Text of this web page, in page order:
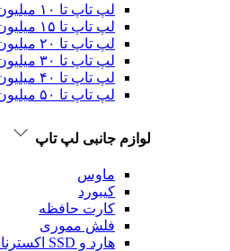
لپ تاپ تا ۱۰ میلیون تومان
لپ تاپ تا ۱۵ میلیون تومان
لپ تاپ تا ۲۰ میلیون تومان
لپ تاپ تا ۳۰ میلیون تومان
لپ تاپ تا ۴۰ میلیون تومان
لپ تاپ تا ۵۰ میلیون تومان
لوازم جانبی لپ تاپ
ماوس
کیبورد
کارت حافظه
فلش مموری
هارد و SSD اکسترنال